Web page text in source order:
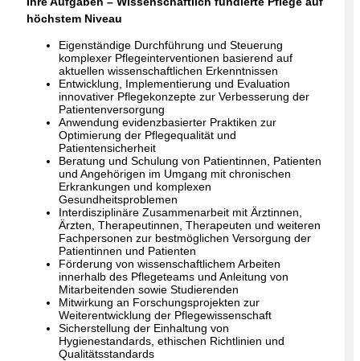
höchstem Niveau
Eigenständige Durchführung und Steuerung
komplexer Pflegeinterventionen basierend auf
aktuellen wissenschaftlichen Erkenntnissen
Entwicklung, Implementierung und Evaluation
innovativer Pflegekonzepte zur Verbesserung der
Patientenversorgung
Anwendung evidenzbasierter Praktiken zur
Optimierung der Pflegequalität und
Patientensicherheit
Beratung und Schulung von Patientinnen, Patienten
und Angehörigen im Umgang mit chronischen
Erkrankungen und komplexen
Gesundheitsproblemen
Interdisziplinäre Zusammenarbeit mit Ärztinnen,
Ärzten, Therapeutinnen, Therapeuten und weiteren
Fachpersonen zur bestmöglichen Versorgung der
Patientinnen und Patienten
Förderung von wissenschaftlichem Arbeiten
innerhalb des Pflegeteams und Anleitung von
Mitarbeitenden sowie Studierenden
Mitwirkung an Forschungsprojekten zur
Weiterentwicklung der Pflegewissenschaft
Sicherstellung der Einhaltung von
Hygienestandards, ethischen Richtlinien und
Qualitätsstandards